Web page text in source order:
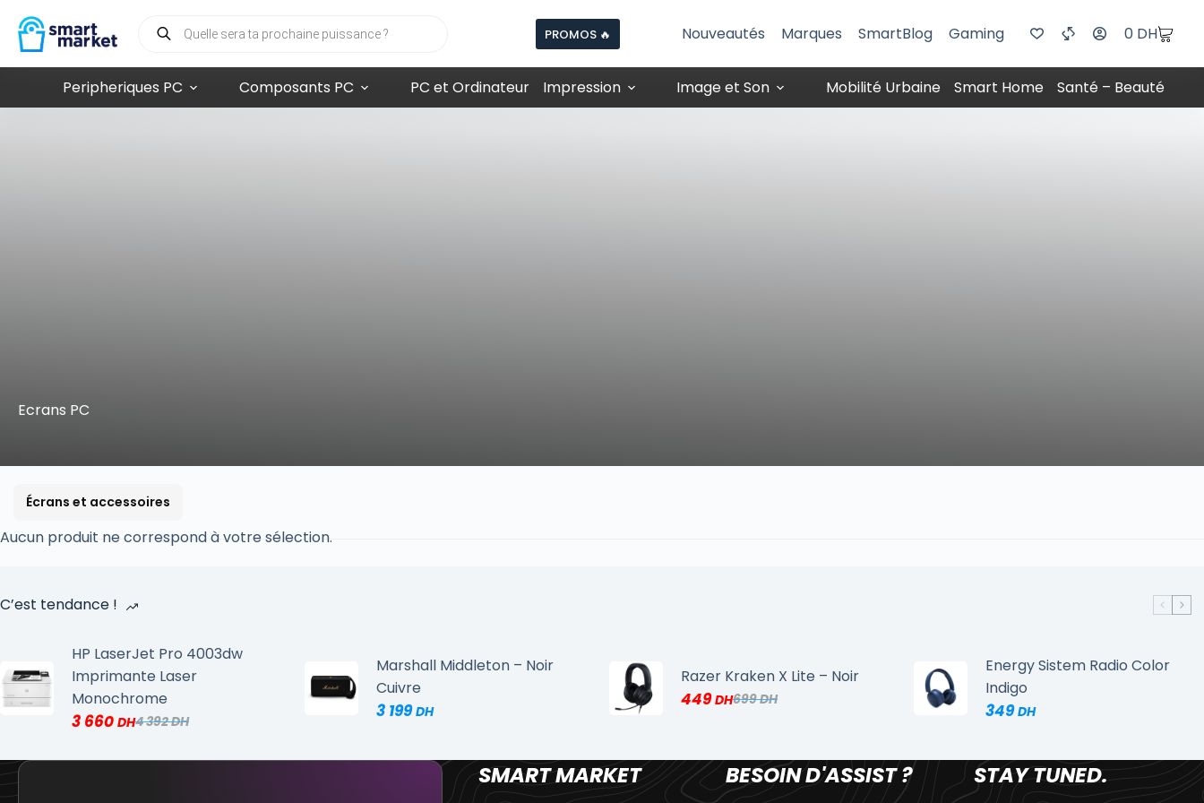
PROMOS 🔥 Nouveautés Marques SmartBlog Gaming 0 DH
Peripheriques PC Composants PC PC et Ordinateur Impression Image et Son Mobilité Urbaine Smart Home Santé – Beauté
Ecrans PC
Écrans et accessoires
Aucun produit ne correspond à votre sélection.
C’est tendance !
HP LaserJet Pro 4003dw
Imprimante Laser
Monochrome
4 392
3 660
Marshall Middleton – Noir
Cuivre
3 199
Razer Kraken X Lite – Noir
699
449
Energy Sistem Radio Color
Indigo
349
SMART MARKET BESOIN D'ASSIST ? STAY TUNED.